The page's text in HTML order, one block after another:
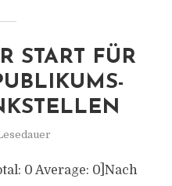
START FÜR
0 Average: 0]Nach